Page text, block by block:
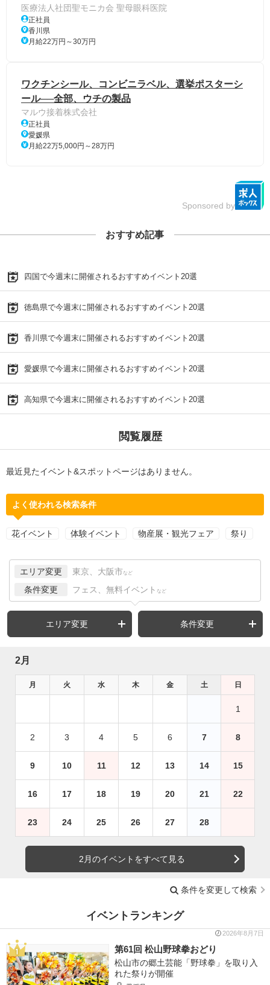
医療法人社団聖モニカ会 聖母眼科医院
正社員
香川県
月給22万円～30万円
ワクチンシール、コンビニラベル、選挙ポスターシ
ール──全部、ウチの製品
マルウ接着株式会社
正社員
愛媛県
月給22万5,000円～28万円
Sponsored by
おすすめ記事
四国で今週末に開催されるおすすめイベント20選
徳島県で今週末に開催されるおすすめイベント20選
香川県で今週末に開催されるおすすめイベント20選
愛媛県で今週末に開催されるおすすめイベント20選
高知県で今週末に開催されるおすすめイベント20選
閲覧履歴
最近見たイベント&スポットページはありません。
よく使われる検索条件
花イベント 体験イベント 物産展・観光フェア 祭り
エリア変更 東京、大阪市 など
条件変更 フェス、無料イベント など
エリア変更 条件変更
2月
月 火 水 木 金 土 日
1
2 3 4 5 6 7 8
9 10 11 12 13 14 15
16 17 18 19 20 21 22
23 24 25 26 27 28
2月のイベントをすべて見る
条件を変更して検索
イベントランキング
2026年8月7日
第61回 松山野球拳おどり
松山市の郷土芸能「野球拳」を取り入
れた祭りが開催